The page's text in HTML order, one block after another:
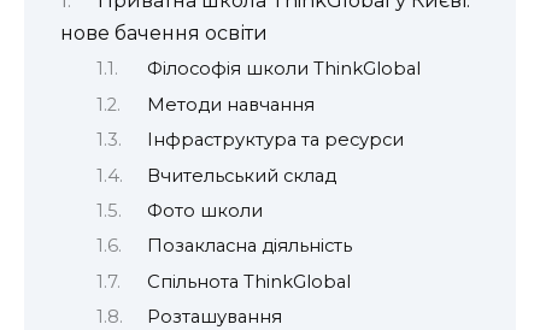
нове бачення освіти
Філософія школи ThinkGlobal
Методи навчання
Інфраструктура та ресурси
Вчительський склад
Фото школи
Позакласна діяльність
Спільнота ThinkGlobal
Розташування